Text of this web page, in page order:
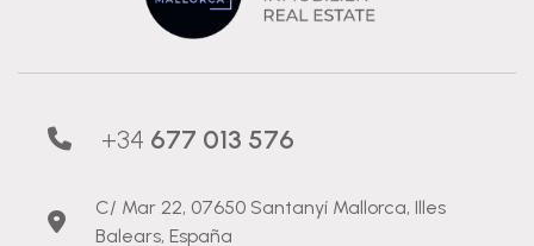
+34 677 013 576
C/ Mar 22, 07650 Santanyí Mallorca, Illes
Balears, España